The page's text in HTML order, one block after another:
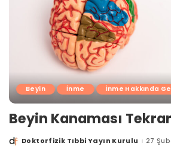
Beyin İnme İnme Hakkında
Beyin Kanaması
PostedDoktorfizik Tıbbi Yayın Kurulu 27